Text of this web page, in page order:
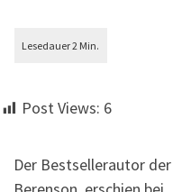
Post Views: 6
Der Bestsellerautor